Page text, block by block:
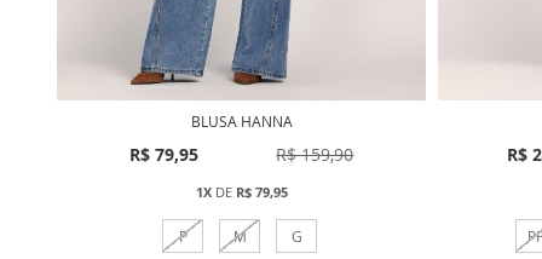
BLUSA HANNA
R$ 79,95 R$ 159,90
1XDE R$ 79,95
P M G
R$